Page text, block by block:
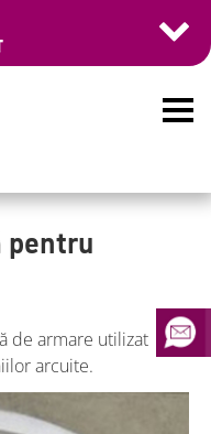
pentru
de armare utilizat
arcuite.